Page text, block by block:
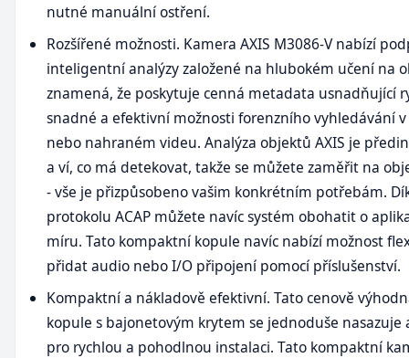
nutné manuální ostření.
Rozšířené možnosti. Kamera AXIS M3086-V nabízí
inteligentní analýzy založené na hlubokém učení na
znamená, že poskytuje cenná metadata usnadňující
snadné a efektivní možnosti forenzního vyhledávání
nebo nahraném videu. Analýza objektů AXIS je
a ví, co má detekovat, takže se můžete zaměřit na
- vše je přizpůsobeno vašim konkrétním potřebám.
protokolu ACAP můžete navíc systém obohatit o
míru. Tato kompaktní kopule navíc nabízí možnost
přidat audio nebo I/O připojení pomocí příslušenství.
Kompaktní a nákladově efektivní. Tato cenově
kopule s bajonetovým krytem se jednoduše nasazuje
pro rychlou a pohodlnou instalaci. Tato kompaktní